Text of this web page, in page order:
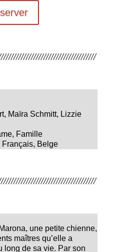
Maïra Schmitt, Lizzie
, Famille
Belge
une petite chienne,
maîtres qu’elle a
long de sa vie. Par son